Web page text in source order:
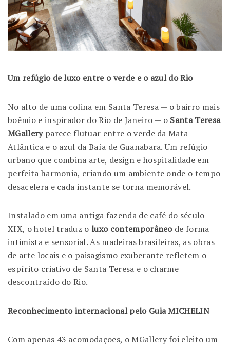
Um refúgio de luxo entre o verde e o azul do Rio
No alto de uma colina em Santa Teresa — o bairro mais
boêmio e inspirador do Rio de Janeiro — o Santa Teresa
MGalleryparece flutuar entre o verde da Mata
Atlântica e o azul da Baía de Guanabara. Um refúgio
urbano que combina arte, design e hospitalidade em
perfeita harmonia, criando um ambiente onde o tempo
desacelera e cada instante se torna memorável.
Instalado em uma antiga fazenda de café do século
XIX, o hotel traduz oluxo contemporâneode forma
intimista e sensorial. As madeiras brasileiras, as obras
de arte locais e o paisagismo exuberante refletem o
espírito criativo de Santa Teresa e o charme
descontraído do Rio.
Reconhecimento internacional pelo Guia MICHELIN
Com apenas 43 acomodações, o MGallery foi eleito um